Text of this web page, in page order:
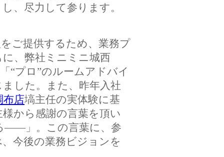
、尽力して参ります。
ご提供するため、業務プ
に、弊社ミニミニ城西
“プロ”のルームアドバイ
した。また、昨年入社
布店塙主任の実体験に基
から感謝の言葉を頂い
――」。この言葉に、参
今後の業務ビジョンを